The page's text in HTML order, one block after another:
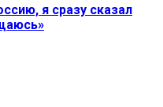
я сразу сказал